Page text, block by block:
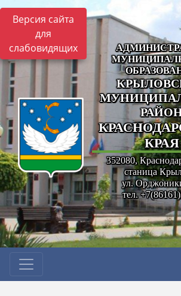
Версия сайта
для
слабовидящих
КРАЯ
352080,
станица
ул.
тел.